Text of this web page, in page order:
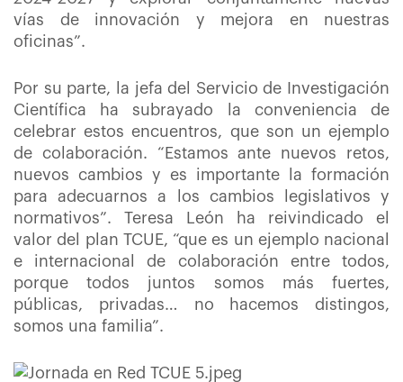
vías de innovación y mejora en nuestras
oficinas”.
Por su parte, la jefa del Servicio de Investigación
Científica ha subrayado la conveniencia de
celebrar estos encuentros, que son un ejemplo
de colaboración. “Estamos ante nuevos retos,
nuevos cambios y es importante la formación
para adecuarnos a los cambios legislativos y
normativos”. Teresa León ha reivindicado el
valor del plan TCUE, “que es un ejemplo nacional
e internacional de colaboración entre todos,
porque todos juntos somos más fuertes,
públicas, privadas… no hacemos distingos,
somos una familia”.